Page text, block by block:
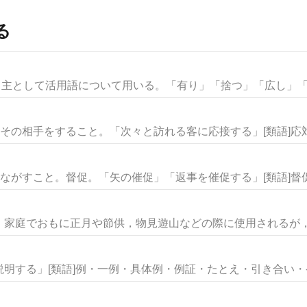
として活用語について用いる。「有り」「捨つ」「広し」
の相手をすること。「次々と訪れる客に応接する」[類語]応
がすこと。督促。「矢の催促」「返事を催促する」[類語]督
庭でおもに正月や節供，物見遊山などの際に使用されるが
する」[類語]例・一例・具体例・例証・たとえ・引き合い